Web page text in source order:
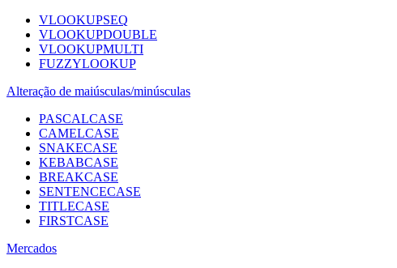
VLOOKUPSEQ
VLOOKUPDOUBLE
VLOOKUPMULTI
FUZZYLOOKUP
Alteração de maiúsculas/minúsculas
PASCALCASE
CAMELCASE
SNAKECASE
KEBABCASE
BREAKCASE
SENTENCECASE
TITLECASE
FIRSTCASE
Mercados